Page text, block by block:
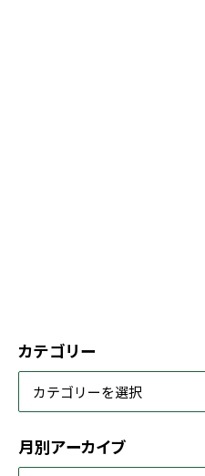
カテゴリー
月別アーカイブ